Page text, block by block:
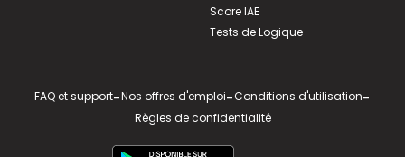
Score IAE
Tests de Logique
FAQ et support-Nos offres d'emploi-Conditions d'utilisation-
Règles de confidentialité